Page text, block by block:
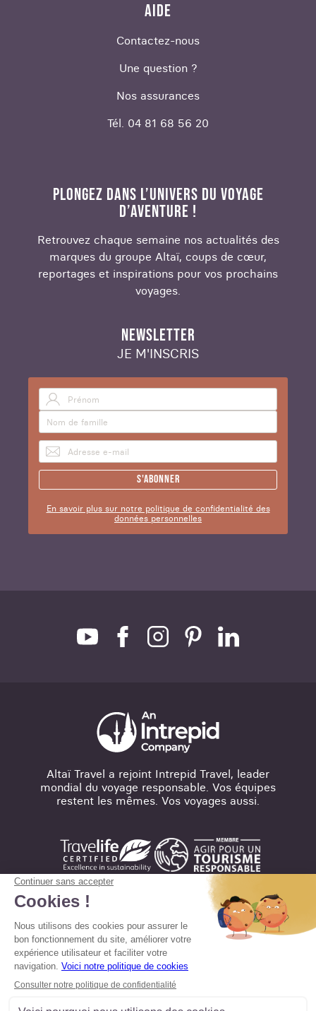
AIDE
Contactez-nous
Une question ?
Nos assurances
Tél. 04 81 68 56 20
PLONGEZ DANS L’UNIVERS DU VOYAGE
D’AVENTURE !
Retrouvez chaque semaine nos actualités des
marques du groupe Altaï, coups de cœur,
reportages et inspirations pour vos prochains
voyages.
NEWSLETTER
JE M'INSCRIS
S'abonner
En savoir plus sur notre politique de confidentialité des
données personnelles
Altaï Travel a rejoint Intrepid Travel, leader
mondial du voyage responsable. Vos équipes
restent les mêmes. Vos voyages aussi.